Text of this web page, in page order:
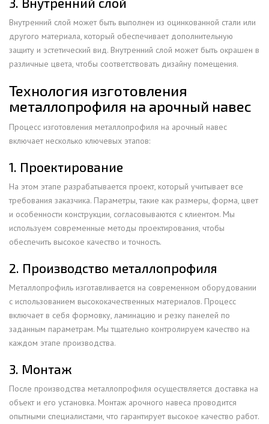
Внутренний слой может быть выполнен из оцинкованной стали или
другого материала, который обеспечивает дополнительную
защиту и эстетический вид. Внутренний слой может быть окрашен в
различные цвета, чтобы соответствовать дизайну помещения.
Технология изготовления
металлопрофиля на арочный навес
Процесс изготовления металлопрофиля на арочный навес
включает несколько ключевых этапов:
1. Проектирование
На этом этапе разрабатывается проект, который учитывает все
требования заказчика. Параметры, такие как размеры, форма, цвет
и особенности конструкции, согласовываются с клиентом. Мы
используем современные методы проектирования, чтобы
обеспечить высокое качество и точность.
2. Производство металлопрофиля
Металлопрофиль изготавливается на современном оборудовании
с использованием высококачественных материалов. Процесс
включает в себя формовку, ламинацию и резку панелей по
заданным параметрам. Мы тщательно контролируем качество на
каждом этапе производства.
3. Монтаж
После производства металлопрофиля осуществляется доставка на
объект и его установка. Монтаж арочного навеса проводится
опытными специалистами, что гарантирует высокое качество работ.